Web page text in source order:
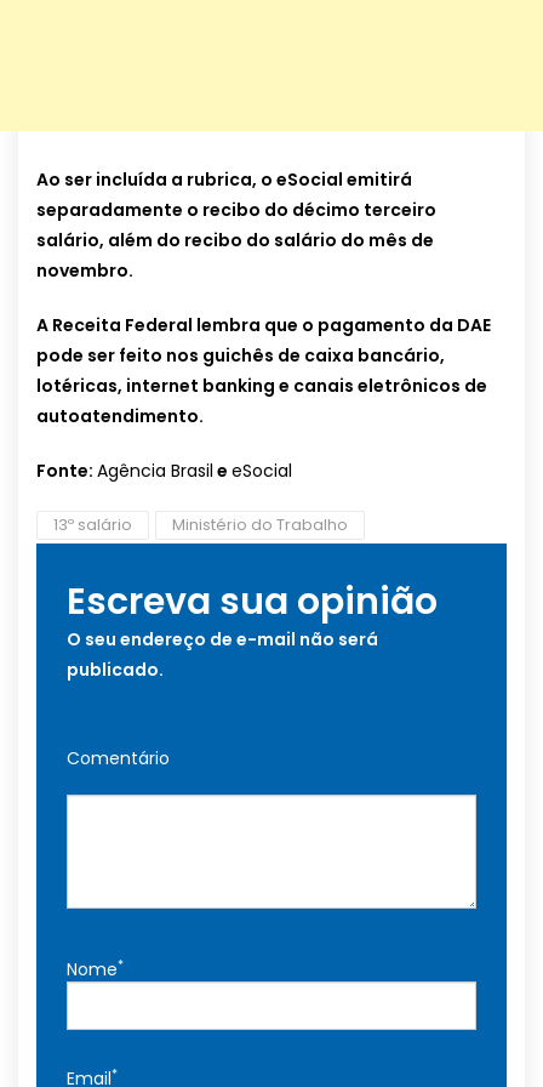
Ao ser incluída a rubrica, o eSocial emitirá
separadamente o recibo do décimo terceiro
salário, além do recibo do salário do mês de
novembro.
A Receita Federal lembra que o pagamento da DAE
pode ser feito nos guichês de caixa bancário,
lotéricas, internet banking e canais eletrônicos de
autoatendimento.
Fonte: Agência Brasil e eSocial
13º salário Ministério do Trabalho
Escreva sua opinião
O seu endereço de e-mail não será
publicado.
Comentário
Nome*
Email*